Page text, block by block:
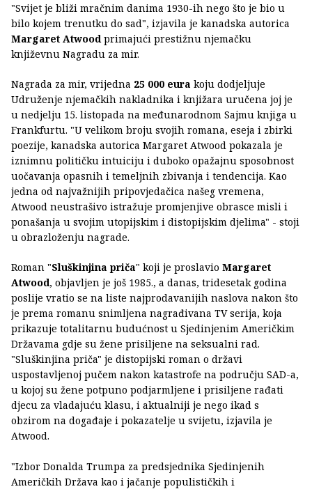
"Svijet je bliži mračnim danima 1930-ih nego što je bio u
bilo kojem trenutku do sad", izjavila je kanadska autorica
Margaret Atwood primajući prestižnu njemačku
književnu Nagradu za mir.
Nagrada za mir, vrijedna 25 000 eura koju dodjeljuje
Udruženje njemačkih nakladnika i knjižara uručena joj je
u nedjelju 15. listopada na međunarodnom Sajmu knjiga u
Frankfurtu. "U velikom broju svojih romana, eseja i zbirki
poezije, kanadska autorica Margaret Atwood pokazala je
iznimnu političku intuiciju i duboko opažajnu sposobnost
uočavanja opasnih i temeljnih zbivanja i tendencija. Kao
jedna od najvažnijih pripovjedačica našeg vremena,
Atwood neustrašivo istražuje promjenjive obrasce misli i
ponašanja u svojim utopijskim i distopijskim djelima" - stoji
u obrazloženju nagrade.
Roman "Sluškinjina priča" koji je proslavio Margaret
Atwood, objavljen je još 1985., a danas, tridesetak godina
poslije vratio se na liste najprodavanijih naslova nakon što
je prema romanu snimljena nagrađivana TV serija, koja
prikazuje totalitarnu budućnost u Sjedinjenim Američkim
Državama gdje su žene prisiljene na seksualni rad.
"Sluškinjina priča" je distopijski roman o državi
uspostavljenoj pučem nakon katastrofe na području SAD-a,
u kojoj su žene potpuno podjarmljene i prisiljene rađati
djecu za vladajuću klasu, i aktualniji je nego ikad s
obzirom na događaje i pokazatelje u svijetu, izjavila je
Atwood.
"Izbor Donalda Trumpa za predsjednika Sjedinjenih
Američkih Država kao i jačanje populističkih i